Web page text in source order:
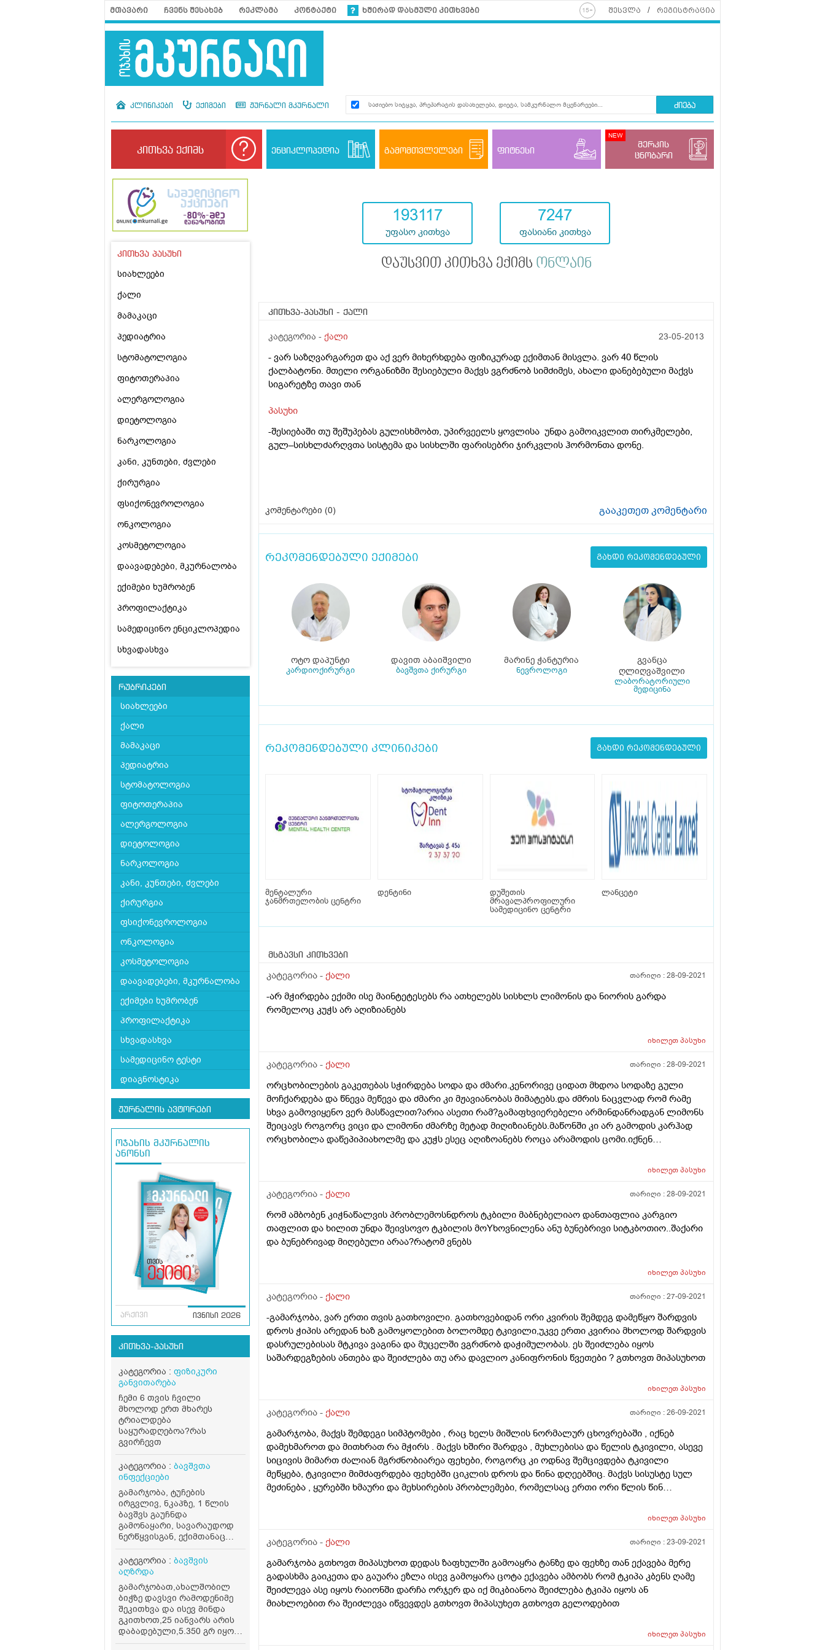
მთავარი ჩვენს შესახებ რეკლამა კონტაქტი ხშირად დასმული კითხვები შესვლა რეგისტრაცია
კლინიკები ექიმები ჟურნალი მკურნალი ძიება
კითხვა ექიმს ენციკლოპედია გამომთვლელები ფიტნესი
მერკის
ცნობარი
კითხვა პასუხი
სიახლეები
ქალი
მამაკაცი
პედიატრია
სტომატოლოგია
ფიტოთერაპია
ალერგოლოგია
დიეტოლოგია
ნარკოლოგია
კანი, კუნთები, ძვლები
ქირურგია
ფსიქონევროლოგია
ონკოლოგია
კოსმეტოლოგია
დაავადებები, მკურნალობა
ექიმები ხუმრობენ
პროფილაქტიკა
სამედიცინო ენციკლოპედია
სხვადასხვა
რუბრიკები
სიახლეები
ქალი
მამაკაცი
პედიატრია
სტომატოლოგია
ფიტოთერაპია
ალერგოლოგია
დიეტოლოგია
ნარკოლოგია
კანი, კუნთები, ძვლები
ქირურგია
ფსიქონევროლოგია
ონკოლოგია
კოსმეტოლოგია
დაავადებები, მკურნალობა
ექიმები ხუმრობენ
პროფილაქტიკა
სხვადასხვა
სამედიცინო ტესტი
დიაგნოსტიკა
ჟურნალის ავტორები
ოჯახის მკურნალის
ანონსი
არქივი ივნისი 2026
კითხვა-პასუხი
კატეგორია : ფიზიკური
განვითარება
ჩემი 6 თვის ჩვილი
მხოლოდ ერთ მხარეს
ტრიალდება
საყურადღებოა?რას
გვირჩევთ
კატეგორია : ბავშვთა
ინფექციები
გამარჯობა, ტუჩების
ირგვლივ, ნკაპზე, 1 წლის
ბავშვს გაუჩნდა
გამონაყარი, სავარაუდოდ
ნერწყვისგან, ექიმთანაც
მყავდა მაგრამ ვერ გავუქრე
უკვე ბევრი მაზი ვცადე.
ძილის დროს თითქოს
უფერულება, მაზზეც აქვს
შედეგი მაგრამ, როგორც კი
ნერწყვი მოხვდება ისევ
ღიზიანდება, როგორ
შეიძლება გაუქრეს?
კატეგორია : ბავშვის
აღზრდა
გამარჯობათ,ახალშობილ
ბიჭზე დავსვი რამოდენიმე
შეკითხვა და ისევ მინდა
გკითხოთ,25 იანვარს არის
დაბადებული,5.350 გრ იყო
დღეს,120 გრ სიმილაკ
193117
უფასო კითხვა
7247
ფასიანი კითხვა
დაუსვით კითხვა ექიმს ონლაინ
კითხვა-პასუხი - ქალი
კატეგორია - ქალი 23-05-2013
- ვარ საზღვარგარეთ და აქ ვერ მიხერხდება ფიზიკურად ექიმთან მისვლა. ვარ 40 წლის
ქალბატონი. მთელი ორგანიზმი შესიებული მაქვს ვგრძნობ სიმძიმეს, ახალი დანებებული მაქვს
სიგარეტზე თავი თან
პასუხი
-შესიებაში თუ შეშუპებას გულისხმობთ, უპირვეელს ყოვლისა უნდა გამოიკვლით თირკმელები,
გულ–სისხლძარღვთა სისტემა და სისხლში ფარისებრი ჯირკვლის ჰორმონთა დონე.
კომენტარები (0) გააკეთეთ კომენტარი
რეკომენდებული ექიმები გახდი რეკომენდებული
ოტო დაპუნტი
კარდიოქირურგი
დავით აბაიშვილი
ბავშვთა ქირურგი
მარინე ჭანტურია
ნევროლოგი
გვანცა
ღლიღვაშვილი
ლაბორატორიული
მედიცინა
რეკომენდებული კლინიკები გახდი რეკომენდებული
მენტალური
ჯანმრთელობის ცენტრი
დენტინი
დუშეთის
მრავალპროფილური
სამედიცინო ცენტრი
ლანცეტი
მსგავსი კითხვები
კატეგორია - ქალი თარიღი :28-09-2021
-არ მჭირდება ექიმი ისე მაინტეტესებს რა ათხელებს სისხლს ლიმონის და ნიორის გარდა
რომელოც კუჭს არ აღიზიანებს
იხილეთპასუხი
კატეგორია - ქალი თარიღი :28-09-2021
ორცხობილების გაკეთებას სჭირდება სოდა და ძმარი.კენორივე ციდათ მხდოა სოდაზე გული
მოჩქარდება და წნევა მეწევა და ძმარი კი მჟავიანობას მიმატებს.და ძმრის ნაცვლად რომ რამე
სხვა გამოვიყენო ვერ მასწავლით?არია ასეთი რამ?გამაფხვიერებელი არმინდანრადგან ლიმონს
შეიცავს როგორც ვიცი და ლიმონი ძმარზე მეტად მიღიზიანებს.მაწონში კი არ გამოდის კარჰად
ორცხობილა დაწეპიპიახოლმე და კუჭს ესეც აღიზოანებს როცა არამოდის ცომი.იქნენ
იხილეთპასუხი
კატეგორია - ქალი თარიღი :28-09-2021
რომ ამბობენ კიჭნაწალვის პრობლემოსნდროს ტკბილი მაბნებელიაო დანთაფლია კარგიო
თაფლით და ხილით უნდა შეივსოვო ტკბილის მოYხოვნილენა ანუ ბუნებრივი სიტკბოთიო..შაქარი
და ბუნებრივად მიღებული არაა?რატომ ვნებს
იხილეთპასუხი
კატეგორია - ქალი თარიღი :27-09-2021
-გამარჯობა, ვარ ერთი თვის გათხოვილი. გათხოვებიდან ორი კვირის შემდეგ დამეწყო შარდვის
დროს ჭიპის არედან ხაზ გამოყოლებით ბოლომდე ტკივილი,უკვე ერთი კვირია მხოლოდ შარდვის
დასრულებისას მტკივა ვაგინა და მუცელში ვგრძნობ დაჭიმულობას. ეს შეიძლება იყოს
საშარდეგზების ანთება და შეიძლება თუ არა დავლიო კანიფრონის წვეთები ? გთხოვთ მიპასუხოთ
იხილეთპასუხი
კატეგორია - ქალი თარიღი :26-09-2021
გამარჯობა, მაქვს შემდეგი სიმპტომები , რაც ხელს მიშლის ნორმალურ ცხოვრებაში , იქნებ
დამეხმაროთ და მითხრათ რა მჭირს . მაქვს ხშირი შარდვა , მუხლებისა და წელის ტკივილი, ასევე
სიცივის მიმართ ძალიან მგრძნობიარეა ფეხები, როგორც კი ოდნავ შემცივდება ტკივილი
მეწყება, ტკივილი მიმძაფრდება ფეხებში ციკლის დროს და წინა დღეებშიც. მაქვს სისუსტე სულ
მეძინება , ყურებში ხმაური და მეხსირების პრობლემები, რომელსაც ერთი ორი წლის წინ
ინსულინ რეზისტენტობა, რამდენად კავშირშია ჩემს სიმპტომებთან არ ვიცი. რა უნდა გავაკეთო
იხილეთპასუხი
კატეგორია - ქალი თარიღი :23-09-2021
გამარჯობა გთხოვთ მიპასუხოთ დედას ზაფხულში გამოაყრა ტანზე და ფეხზე თან ექავება მერე
გადასხმა გაიკეთა და გაუარა ეზლა ისევ გამოყარა ცოტა ექავება ამბობს რომ ტკიპა კბენს ღამე
შეიძლევა ასე იყოს რაიონში დარჩა ორჯერ და იქ მიკბიანოა შეიძლება ტკიპა იყოს ან
მიახლოებით რა შეიძლევა იწვევდეს გთხოვთ მიპასუხეთ გთხოვთ გელოდებით
იხილეთპასუხი